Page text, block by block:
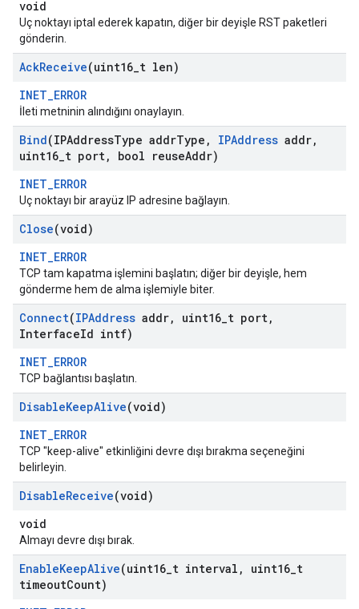
void
Uç noktayı iptal ederek kapatın, diğer bir deyişle RST paketleri
gönderin.
AckReceive(uint16 t len)
INET_ERROR
İleti metninin alındığını onaylayın.
Bind(IPAddressType addrType , IPAddress addr,
uint16 t port, bool reuseAddr)
INET_ERROR
Uç noktayı bir arayüz IP adresine bağlayın.
Close(void)
INET_ERROR
TCP tam kapatma işlemini başlatın; diğer bir deyişle, hem
gönderme hem de alma işlemiyle biter.
Connect(IPAddress addr, uint16 t port,
InterfaceId intf)
INET_ERROR
TCP bağlantısı başlatın.
DisableKeepAlive(void)
INET_ERROR
TCP "keep-alive" etkinliğini devre dışı bırakma seçeneğini
belirleyin.
DisableReceive(void)
void
Almayı devre dışı bırak.
EnableKeepAlive(uint16 t interval , uint16 t
timeoutCount)